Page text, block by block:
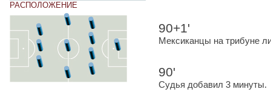
РАСПОЛОЖЕНИЕ
90+1'
Мексиканцы на трибуне
90'
Судья добавил 3 минуты.